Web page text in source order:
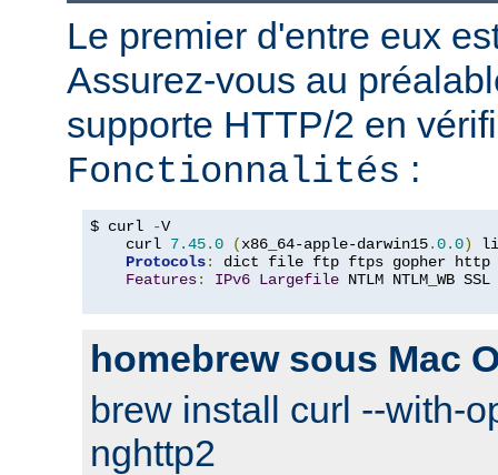
Le premier d'entre eux
Assurez-vous au
supporte HTTP/2 en
Fonctionnalités :
$ curl -V
    curl
7.45.0 (x86_64-apple-darwin15.0.0)
Protocols:
dict file ftp ftps gopher http
Features: IPv6 Largefile NTLM NTLM_WB
homebrew sous Mac
brew install curl --with-
nghttp2